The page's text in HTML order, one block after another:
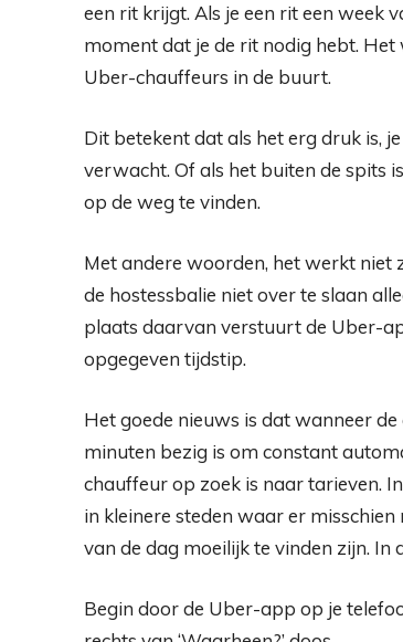
een rit krijgt. Als je een rit een week
moment dat je de rit nodig hebt.
Uber-chauffeurs in de buurt.
Dit betekent dat als het erg druk is,
verwacht. Of als het buiten de spits
op de weg te vinden.
Met andere woorden, het werkt niet
de hostessbalie niet over te slaan
plaats daarvan verstuurt de Uber-
opgegeven tijdstip.
Het goede nieuws is dat wanneer
minuten bezig is om constant
chauffeur op zoek is naar tarieven.
in kleinere steden waar er
van de dag moeilijk te vinden zijn.
Begin door de Uber-app op je